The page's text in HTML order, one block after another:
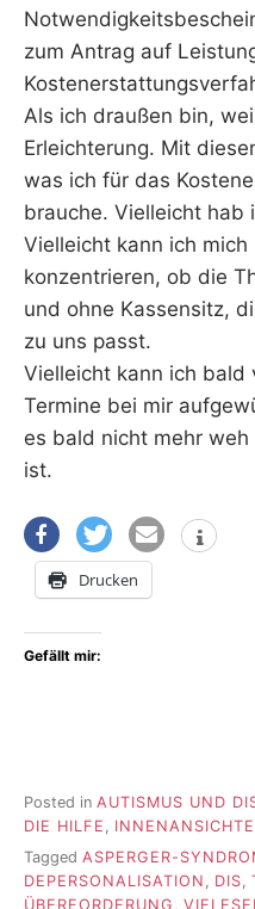
zum Antrag auf
Als ich draußen bin,
Erleichterung. Mit
was ich für das
brauche. Vielleicht hab
Vielleicht kann ich
konzentrieren, ob die
und ohne Kassensitz,
zu uns passt.
Vielleicht kann ich bald
Termine bei mir
es bald nicht mehr
ist.
Drucken
Gefällt mir:
Posted in AUTISMUS UND
DIE HILFE
Tagged ASPERGER-
DEPERSONALISATION , DIS,
ÜBERFORDERUNG ,